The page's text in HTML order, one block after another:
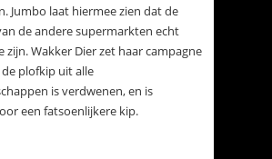
Jumbo laat hiermee zien dat de
de andere supermarkten echt
zijn. Wakker Dier zet haar campagne
plofkip uit alle
is verdwenen, en is
een fatsoenlijkere kip.